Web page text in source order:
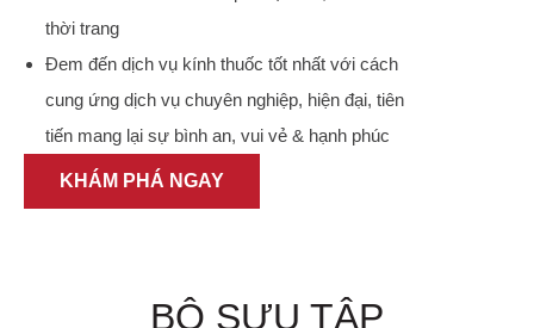
thời trang
Đem đến dịch vụ kính thuốc tốt nhất với cách
cung ứng dịch vụ chuyên nghiệp, hiện đại, tiên
tiến mang lại sự bình an, vui vẻ & hạnh phúc
KHÁM PHÁ NGAY
BỘ SƯU TẬP